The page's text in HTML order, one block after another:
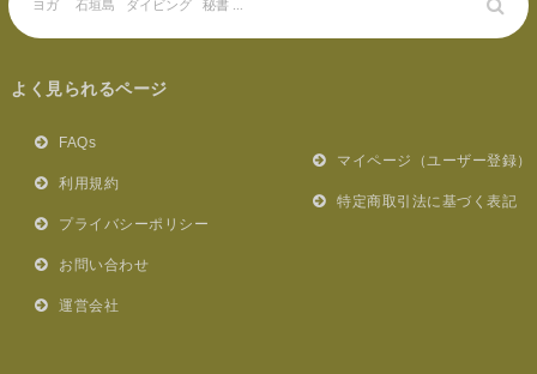
よく見られるページ
FAQs
利用規約
プライバシーポリシー
お問い合わせ
運営会社
マイページ（ユーザー登録）
特定商取引法に基づく表記